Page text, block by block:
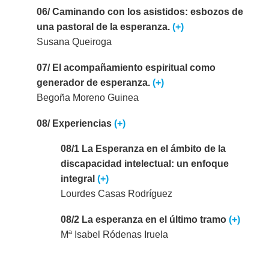
06/ Caminando con los asistidos: esbozos de
una pastoral de la esperanza. (+)
Susana Queiroga
07/ El acompañamiento espiritual como
generador de esperanza. (+)
Begoña Moreno Guinea
08/ Experiencias (+)
08/1 La Esperanza en el ámbito de la
discapacidad intelectual: un enfoque
integral (+)
Lourdes Casas Rodríguez
08/2 La esperanza en el último tramo (+)
Mª Isabel Ródenas Iruela